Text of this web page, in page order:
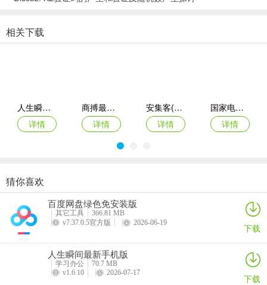
5. 支持智能提醒工作日程，合理安排时间，提升工作效率，还可进行
北京市政协班子名单
想了解北京市政协班子名单吗？北京市政协app官方版就能帮到您！
这可是个超棒的智能化政协工作管理平台。它能提供在线会议、新闻
资讯等全方位服务功能。在这里，您能轻松知晓政协会议信息，委员
闻会及时更新，让您时刻紧跟动态。它还支持智能提醒工作日程，合
理安排时间，提升工作效率。全新的远程会议，支持多地区远程开
会，音质超高清。而且它还是个不错的在线学习平台，各种课程直
播，能帮您提升思想水平。有了它，您就能全面、便捷地获取北京市
政协的各类信息，轻松解决您对政协相关信息的需求，为您带来极大
便利，赶紧来下载试试吧！
相关下载
人生瞬间最新手机版
详情
商搏最新手机版
详情
安集客(服务工单管理)
详情
国家电投网络学院app
详情
步步都能记(创作效率工具)
详情
西藏公务出行app
详情
准橙三力(老年三力测试软件)
绿联私有云官方版
猜你喜欢
百度网盘绿色免安装版
其它工具
366.81 MB
v7.37.0.5官方版
2026-06-19 下载
人生瞬间最新手机版
学习办公
70.7 MB
v1.6.10
2026-07-17 下载